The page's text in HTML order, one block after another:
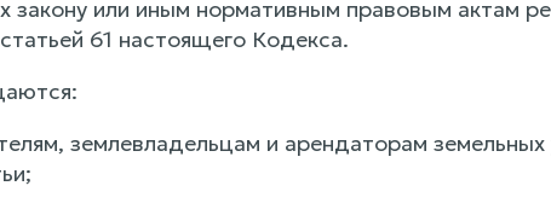
закону или иным нормативным правовым актам
61 настоящего Кодекса.
землевладельцам и арендаторам